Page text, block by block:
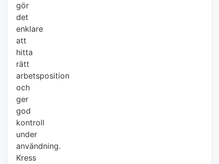
gör
det
enklare
att
hitta
rätt
arbetsposition
och
ger
god
kontroll
under
användning.
Kress